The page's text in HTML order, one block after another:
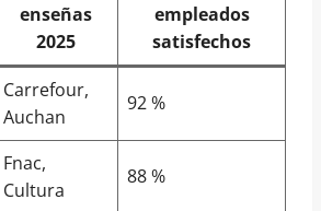
enseñas
2025
empleados
satisfechos
Carrefour,
Auchan
92 %
Fnac,
Cultura
88 %